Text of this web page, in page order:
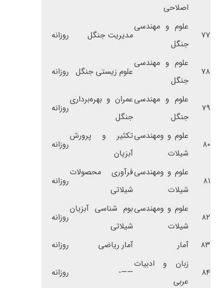
اصلاحی
۷۷
علوم و مهندسی
جنگل
مدیریت جنگل روزانه
۷۸
علوم و مهندسی
جنگل
علوم زیستی جنگل روزانه
۷۹
علوم و مهندسی
جنگل
عمران و بهره‌برداری
جنگل
روزانه
۸۰
علوم و ومهندسی
شیلات
تکثیر و پرورش
آبزیان
روزانه
۸۱
علوم و ومهندسی
شیلات
فرآوری محصولات
شیلاتی
روزانه
۸۲
علوم و ومهندسی
شیلات
بوم شناسی آبزیان
شیلاتی
روزانه
۸۳ آمار آمار ریاضی روزانه
۸۴
زبان و ادبیات
عربی
——- روزانه